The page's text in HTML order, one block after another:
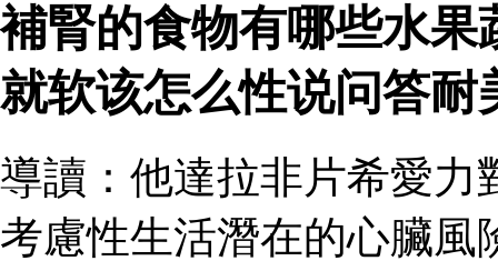
補腎的食物有哪些水
就软该怎么性说问答耐
導讀：他達拉非片希愛力
考慮性生活潛在的心臟風